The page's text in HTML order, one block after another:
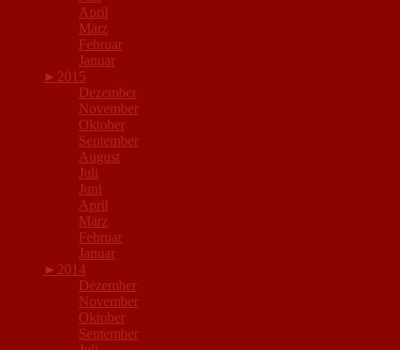
April
März
Februar
Januar
► 2015
Dezember
November
Oktober
September
August
Juli
Juni
April
März
Februar
Januar
► 2014
Dezember
November
Oktober
September